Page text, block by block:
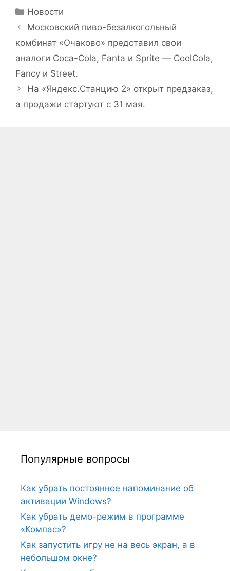
Рубрики
Новости
Московский пиво-безалкогольный
комбинат «Очаково» представил свои
аналоги Coca-Cola, Fanta и Sprite — CoolCola,
Fancy и Street.
На «Яндекс.Станцию 2» открыт предзаказ,
а продажи стартуют с 31 мая.
Популярные вопросы
Как убрать постоянное напоминание об
активации Windows?
Как убрать демо-режим в программе
«Компас»?
Как запустить игру не на весь экран, а в
небольшом окне?